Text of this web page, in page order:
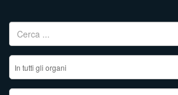
Ricerca per: